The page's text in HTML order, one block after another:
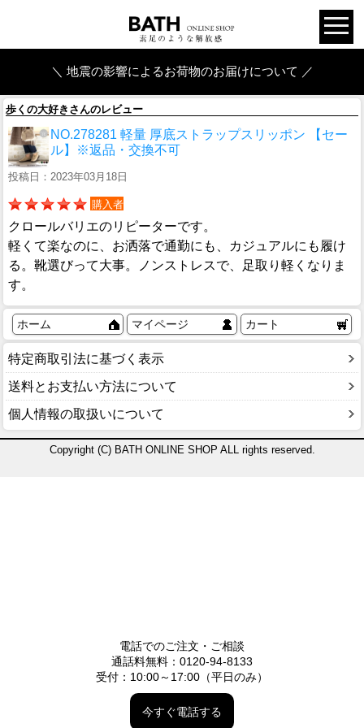
＼ 地震の影響によるお荷物のお届けについて ／
歩くの大好きさんのレビュー
NO.278281 軽量 厚底ストラップスリッポン 【セー
ル】※返品・交換不可
投稿日：2023年03月18日
購入者
クロールバリエのリピーターです。
軽くて楽なのに、お洒落で通勤にも、カジュアルにも履け
る。靴選びって大事。ノンストレスで、足取り軽くなりま
す。
ホーム マイページ カート
特定商取引法に基づく表示
送料とお支払い方法について
個人情報の取扱いについて
Copyright (C) BATH ONLINE SHOP ALL rights reserved.
電話でのご注文・ご相談
通話料無料：0120-94-8133
受付：10:00～17:00（平日のみ）
今すぐ電話する